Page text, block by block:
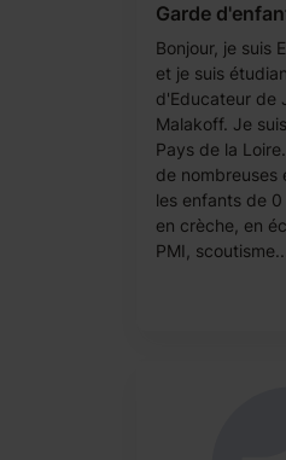
Garde
Bonjour, je suis
et je suis
d'Educateur de
Malakoff. Je
Pays de la
de nombreuses
les enfants de
en crèche, en
PMI, scoutisme...